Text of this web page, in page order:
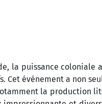
la puissance coloniale
Cet événement a non
la production